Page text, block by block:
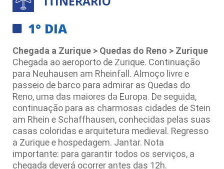
1° DIA
Chegada a Zurique > Quedas do Reno > Zurique
Chegada ao aeroporto de Zurique. Continuação
para Neuhausen am Rheinfall. Almoço livre e
passeio de barco para admirar as Quedas do
Reno, uma das maiores da Europa. De seguida,
continuação para as charmosas cidades de Stein
am Rhein e Schaffhausen, conhecidas pelas suas
casas coloridas e arquitetura medieval. Regresso
a Zurique e hospedagem. Jantar. Nota
importante: para garantir todos os serviços, a
chegada deverá ocorrer antes das 12h.